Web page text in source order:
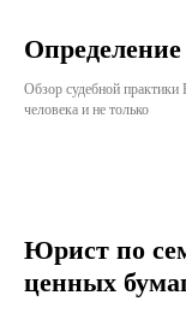
Обзор судебной
человека и не только
Юрист по
ценных